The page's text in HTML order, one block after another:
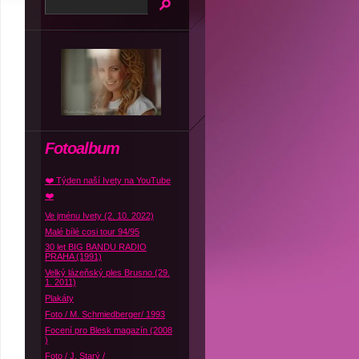
Fotoalbum
❤️ Týden naší Ivety na YouTube
❤️
Ve jménu Ivety (2. 10. 2022)
Malé bílé cosi tour 94/95
30 let BIG BANDU RADIO
PRAHA (1991)
Velký lázeňský ples Brusno (29.
1. 2011)
Plakáty
Foto / M. Schmiedberger/ 1993
Focení pro Blesk magazín (2008
)
Foto / J. Starý /